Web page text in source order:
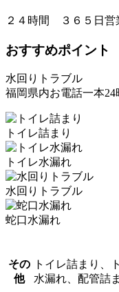
２４時間 ３６５日営
おすすめポイント
水回りトラブル
福岡県内お電話一本24
トイレ詰まり
トイレ水漏れ
水回りトラブル
蛇口水漏れ
その
他
トイレ詰まり、
水漏れ、配管詰